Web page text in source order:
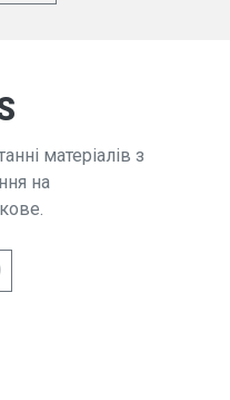
матеріалів з
на